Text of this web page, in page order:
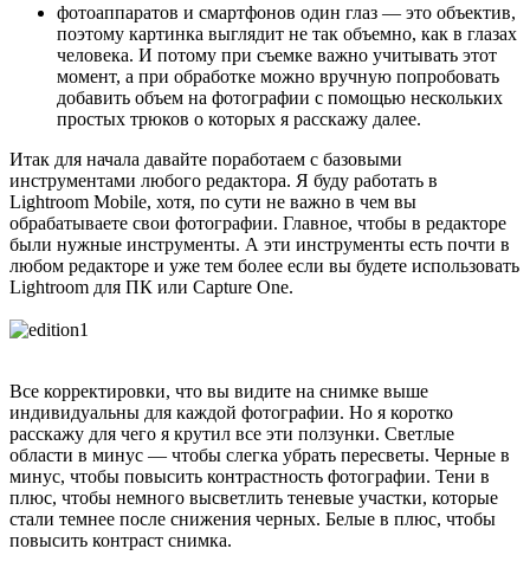
фотоаппаратов и смартфонов один глаз — это объектив,
поэтому картинка выглядит не так объемно, как в глазах
человека. И потому при съемке важно учитывать этот
момент, а при обработке можно вручную попробовать
добавить объем на фотографии с помощью нескольких
простых трюков о которых я расскажу далее.
Итак для начала давайте поработаем с базовыми
инструментами любого редактора. Я буду работать в
Lightroom Mobile, хотя, по сути не важно в чем вы
обрабатываете свои фотографии. Главное, чтобы в редакторе
были нужные инструменты. А эти инструменты есть почти в
любом редакторе и уже тем более если вы будете использовать
Lightroom для ПК или Capture One.
Все корректировки, что вы видите на снимке выше
индивидуальны для каждой фотографии. Но я коротко
расскажу для чего я крутил все эти ползунки. Светлые
области в минус — чтобы слегка убрать пересветы. Черные в
минус, чтобы повысить контрастность фотографии. Тени в
плюс, чтобы немного высветлить теневые участки, которые
стали темнее после снижения черных. Белые в плюс, чтобы
повысить контраст снимка.